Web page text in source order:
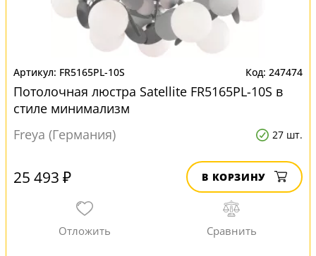
FR5165PL-10S 247474
Потолочная люстра Satellite FR5165PL-10S в
стиле минимализм
Freya (Германия)
27 шт.
25 493 ₽ В КОРЗИНУ